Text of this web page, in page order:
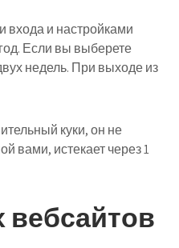
входа и настройками
Если вы выберете
недель. При выходе из
куки, он не
вами, истекает через 1